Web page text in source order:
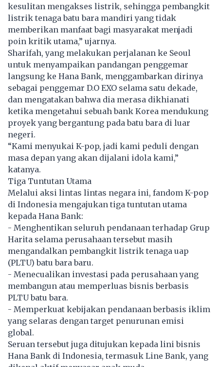
kesulitan mengakses listrik, sehingga pembangkit
listrik tenaga batu bara mandiri yang tidak
memberikan manfaat bagi masyarakat menjadi
poin kritik utama,” ujarnya.
Sharifah, yang melakukan perjalanan ke Seoul
untuk menyampaikan pandangan penggemar
langsung ke Hana Bank, menggambarkan dirinya
sebagai penggemar D.O EXO selama satu dekade,
dan mengatakan bahwa dia merasa dikhianati
ketika mengetahui sebuah bank Korea mendukung
proyek yang bergantung pada batu bara di luar
negeri.
“Kami menyukai K-pop, jadi kami peduli dengan
masa depan yang akan dijalani idola kami,”
katanya.
Tiga Tuntutan Utama
Melalui aksi lintas lintas negara ini, fandom K-pop
di Indonesia mengajukan tiga tuntutan utama
kepada Hana Bank:
- Menghentikan seluruh pendanaan terhadap Grup
Harita selama perusahaan tersebut masih
mengandalkan pembangkit listrik tenaga uap
(PLTU)batu bara baru.
- Menecualikan investasi pada perusahaan yang
membangun atau memperluas bisnis berbasis
PLTU batu bara.
- Memperkuat kebijakan pendanaan berbasis iklim
yang selaras dengan target penurunan emisi
global.
Seruan tersebut juga ditujukan kepada lini bisnis
Hana Bank di Indonesia, termasuk Line Bank, yang